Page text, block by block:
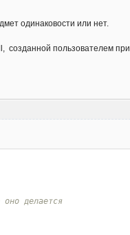
одинаковости или нет.
созданной пользователем при
делается